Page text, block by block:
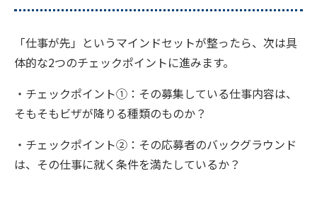
「仕事が先」というマインドセットが整ったら、次は具
体的な2つのチェックポイントに進みます。
・チェックポイント①：その募集している仕事内容は、
そもそもビザが降りる種類のものか？
・チェックポイント②：その応募者のバックグラウンド
は、その仕事に就く条件を満たしているか？